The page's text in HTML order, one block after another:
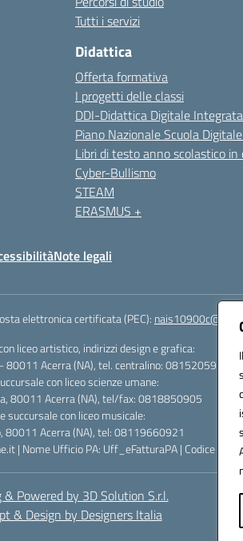
Tutti i servizi
Didattica
Offerta formativa
I progetti delle classi
DDI-Didattica Digitale Integrata
Piano Nazionale Scuola
Libri di testo anno scolastico in
Cyber-Bullismo
STEAM
ERASMUS +
Note legali
elettronica certificata (PEC):
liceo artistico, indirizzi design e grafica:
80011 Acerra (NA), tel. centralino: 0815205935
con liceo scienze umane:
80011 Acerra (NA), tel/fax: 0818850905
succursale con liceo musicale:
80011 Acerra (NA), tel: 08119660921
| Nome Ufficio PA: Uff_eFatturaPA | Codice
Powered by 3D Solution S.r.l.
& Design by Designers Italia